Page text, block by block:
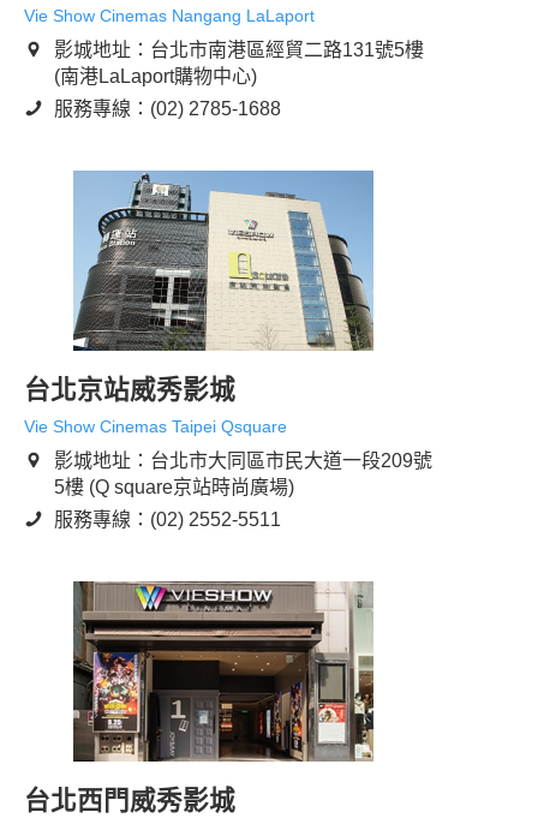
Vie Show Cinemas Nangang LaLaport
影城地址：台北市南港區經貿二路131號5樓
(南港LaLaport購物中心)
服務專線：(02) 2785-1688
台北京站威秀影城
Vie Show Cinemas Taipei Qsquare
影城地址：台北市大同區市民大道一段209號
5樓 (Q square京站時尚廣場)
服務專線：(02) 2552-5511
台北西門威秀影城
商場活動
會員活動
會員Q&A